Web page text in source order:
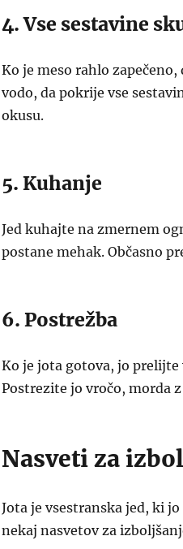
4. Vse sestavine
Ko je meso rahlo
vodo, da pokrije vse
okusu.
5. Kuhanje
Jed kuhajte na zmernem
postane mehak. Občasno
6. Postrežba
Ko je jota gotova, jo
Postrezite jo vročo, morda
Nasveti za
Jota je vsestranska jed, ki
nekaj nasvetov za